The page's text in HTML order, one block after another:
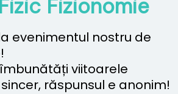
Fizionomie
evenimentul nostru de
viitoarele
răspunsul e anonim!